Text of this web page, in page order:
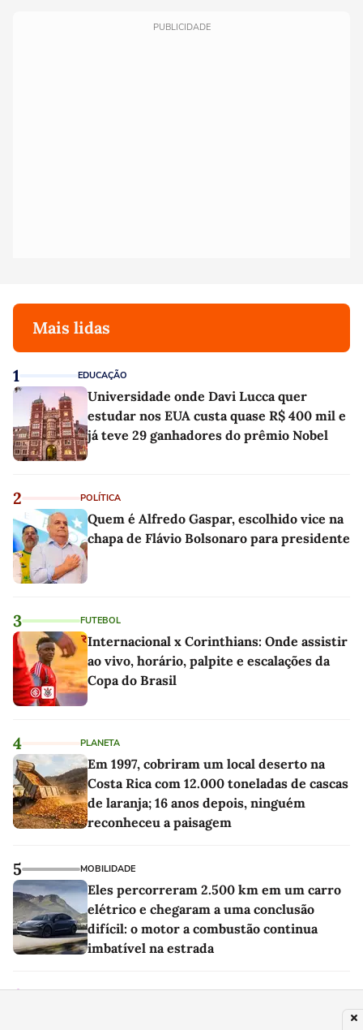
PUBLICIDADE
Mais lidas
1 EDUCAÇÃO
Universidade onde Davi Lucca quer
estudar nos EUA custa quase R$ 400 mil e
já teve 29 ganhadores do prêmio Nobel
2 POLÍTICA
Quem é Alfredo Gaspar, escolhido vice na
chapa de Flávio Bolsonaro para presidente
3 FUTEBOL
Internacional x Corinthians: Onde assistir
ao vivo, horário, palpite e escalações da
Copa do Brasil
4 PLANETA
Em 1997, cobriram um local deserto na
Costa Rica com 12.000 toneladas de cascas
de laranja; 16 anos depois, ninguém
reconheceu a paisagem
5 MOBILIDADE
Eles percorreram 2.500 km em um carro
elétrico e chegaram a uma conclusão
difícil: o motor a combustão continua
imbatível na estrada
6